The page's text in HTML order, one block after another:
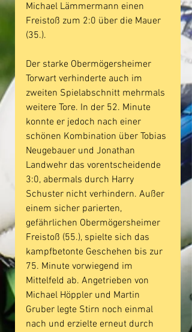
Michael Lämmermann einen
Freistoß zum 2:0 über die Mauer
(35.).
Der starke Obermögersheimer
Torwart verhinderte auch im
zweiten Spielabschnitt mehrmals
weitere Tore. In der 52. Minute
konnte er jedoch nach einer
schönen Kombination über Tobias
Neugebauer und Jonathan
Landwehr das vorentscheidende
3:0, abermals durch Harry
Schuster nicht verhindern. Außer
einem sicher parierten,
gefährlichen Obermögersheimer
Freistoß (55.), spielte sich das
kampfbetonte Geschehen bis zur
75. Minute vorwiegend im
Mittelfeld ab. Angetrieben von
Michael Höppler und Martin
Gruber legte Stirn noch einmal
nach und erzielte erneut durch